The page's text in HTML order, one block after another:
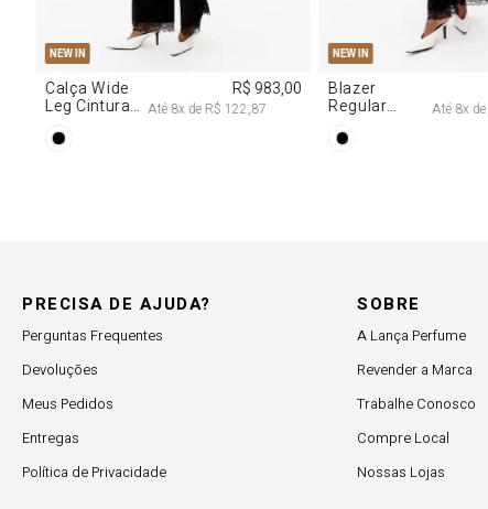
NEW IN
PP P
Calça Wide
Leg Cintura
Renda
R$ 983,00
Até 8x deR$ 122,87
NEW IN
PP
Blazer
Regular
Com Renda
Até 8x de
PRECISA DE AJUDA?
Perguntas Frequentes
Devoluções
Meus Pedidos
Entregas
Política de Privacidade
SOBRE
A Lança Perfume
Revender a Marca
Trabalhe Conosco
Compre Local
Nossas Lojas